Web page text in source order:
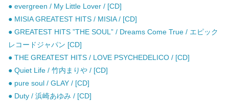
● evergreen / My Little Lover / [CD]
● MISIA GREATEST HITS / MISIA / [CD]
● GREATEST HITS ”THE SOUL” / Dreams Come True / エピック
レコードジャパン [CD]
● THE GREATEST HITS / LOVE PSYCHEDELICO / [CD]
● Quiet Life / 竹内まりや / [CD]
● pure soul / GLAY / [CD]
● Duty / 浜崎あゆみ / [CD]